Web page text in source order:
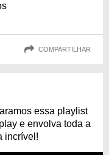
COMPARTILHAR
essa playlist
e envolva toda a
incrível!